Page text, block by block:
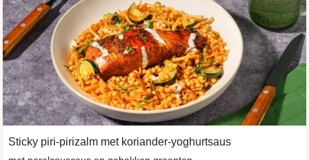
Sticky piri-pirizalm met koriander-yoghurtsaus